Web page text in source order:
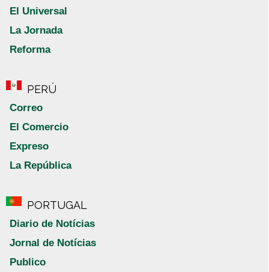
El Universal
La Jornada
Reforma
PERÚ
Correo
El Comercio
Expreso
La República
PORTUGAL
Diario de Notícias
Jornal de Notícias
Publico